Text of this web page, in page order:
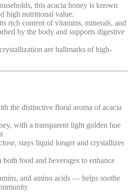
this acacia honey is known
high nutritional value.
rich content of vitamins, minerals, and
by the body and supports digestive
are hallmarks of high-
the distinctive floral aroma of acacia
with a transparent light golden hue
stays liquid longer and crystallizes
food and beverages to enhance
and amino acids — helps soothe